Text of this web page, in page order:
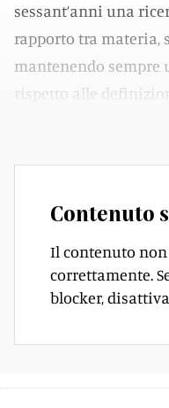
sessant’anni una
rapporto tra materia,
mantenendo sempre
rispetto alle
Contenuto
Il contenuto
correttamente.
blocker,